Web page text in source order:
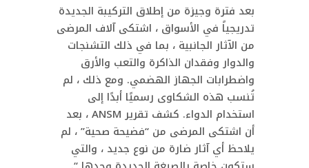
بعد فترة وجيزة من إطلاق التركيبة الجديدة
تدريجياً في الأسواق ، اشتكى آلاف المرضى
من الآثار الجانبية ، بما في ذلك التشنجات
والدوار وفقدان الذاكرة والتعب والأرق
واضطرابات الجهاز الهضمي. ومع ذلك ، لم
تُنسب هذه الشكاوى رسميًا أبدًا إلى
استخدام الدواء. كشف تقرير ANSM ، بعد
أن اشتكى المرضى من “فضيحة صحية” ، لم
يلاحظ أي آثار ضارة من نوع جديد ، والتي